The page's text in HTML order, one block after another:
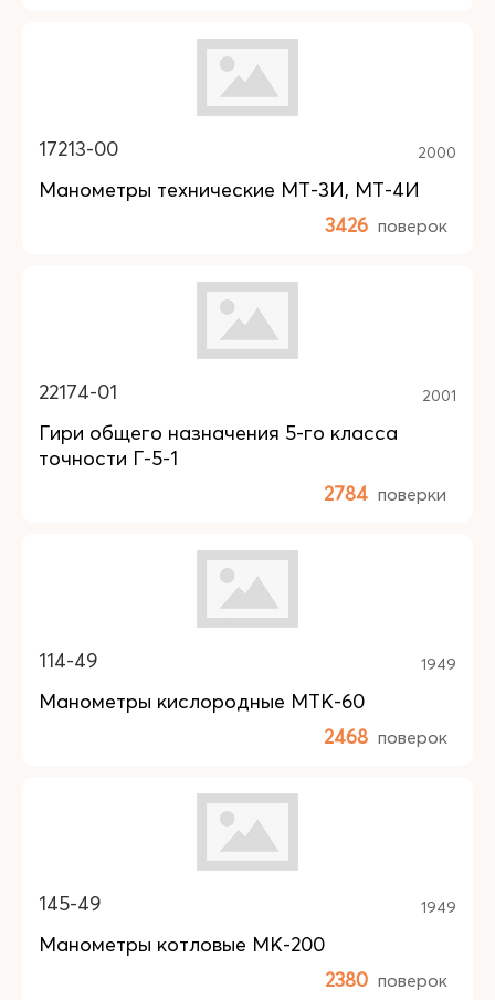
17213-00 2000
Манометры технические МТ-3И, МТ-4И
3426 поверок
22174-01 2001
Гири общего назначения 5-го класса
точности Г-5-1
2784 поверки
114-49 1949
Манометры кислородные МТК-60
2468 поверок
145-49 1949
Манометры котловые МК-200
2380 поверок